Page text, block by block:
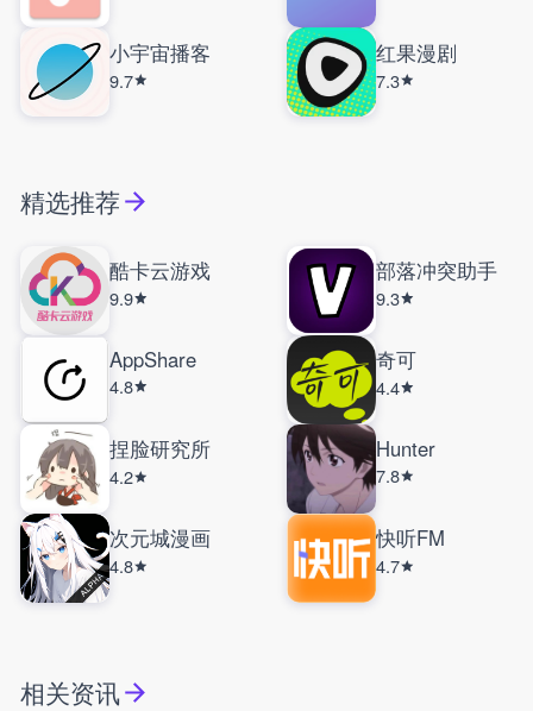
小宇宙播客
9.7
红果漫剧
7.3
精选推荐
酷卡云游戏
9.9
部落冲突助手
9.3
AppShare
4.8
奇可
4.4
捏脸研究所
4.2
Hunter
7.8
次元城漫画
4.8
快听FM
4.7
相关资讯